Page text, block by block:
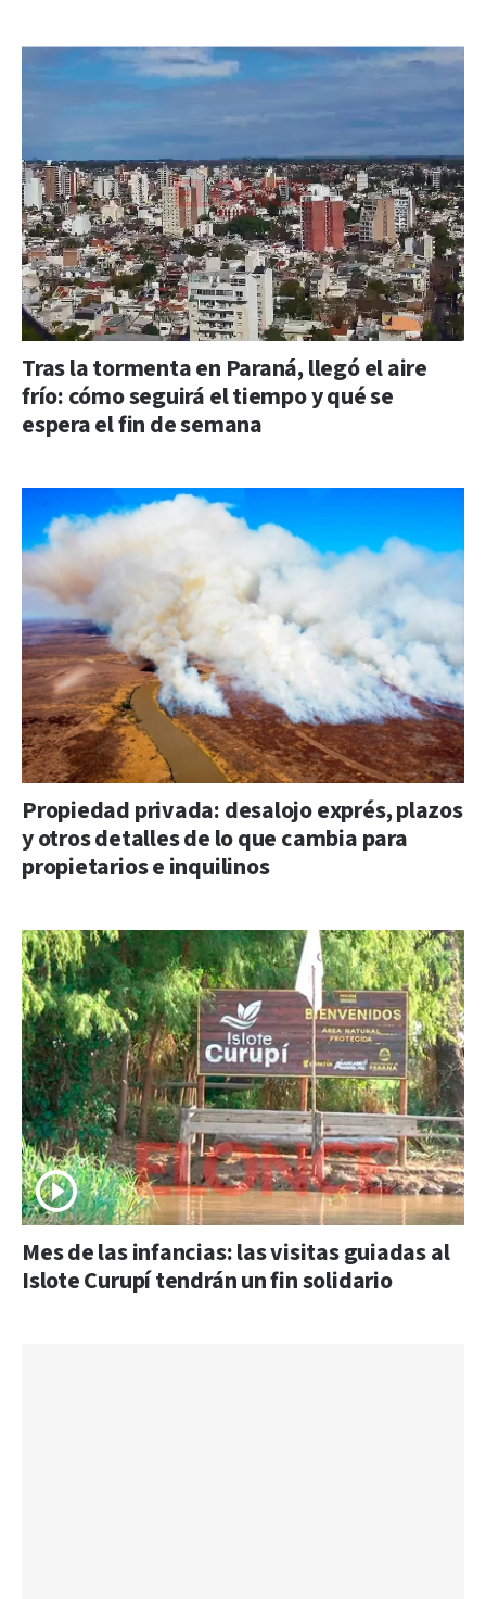
Tras la tormenta en Paraná, llegó el aire
frío: cómo seguirá el tiempo y qué se
espera el fin de semana
Propiedad privada: desalojo exprés, plazos
y otros detalles de lo que cambia para
propietarios e inquilinos
Mes de las infancias: las visitas guiadas al
Islote Curupí tendrán un fin solidario